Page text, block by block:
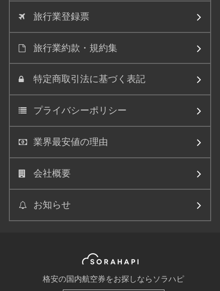
旅行業登録票
旅行業約款・規約集
特定商取引法に基づく表記
プライバシーポリシー
業界最安値の理由
会社概要
お知らせ
格安の国内航空券をお探しならソラハピ